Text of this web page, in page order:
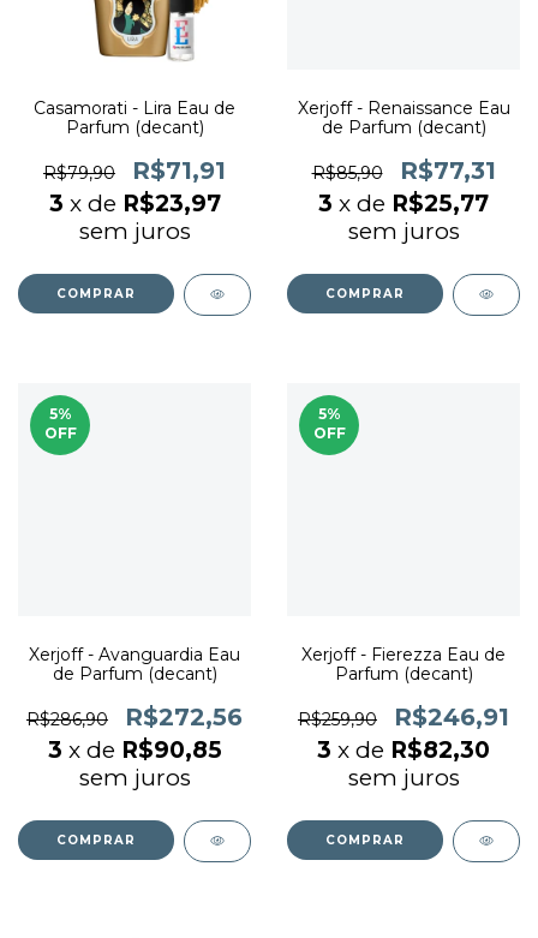
Casamorati - Lira Eau de
Parfum (decant)
R$79,90 R$71,91
3 x de R$23,97
sem juros
COMPRAR
Xerjoff - Renaissance Eau
de Parfum (decant)
R$85,90 R$77,31
3 x de R$25,77
sem juros
COMPRAR
5%
OFF
Xerjoff - Avanguardia Eau
de Parfum (decant)
R$286,90 R$272,56
3 x de R$90,85
sem juros
COMPRAR
5%
OFF
Xerjoff - Fierezza Eau de
Parfum (decant)
R$259,90 R$246,91
3 x de R$82,30
sem juros
COMPRAR